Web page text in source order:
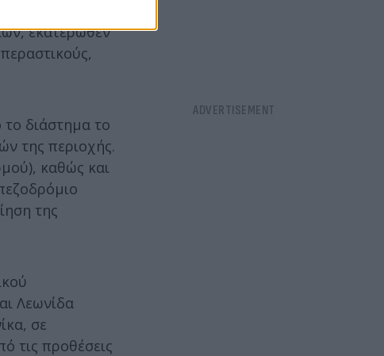
εκατέρωθεν
το διάστημα το
της περιοχής.
καθώς και
της
Λεωνίδα
σε
τις προθέσεις